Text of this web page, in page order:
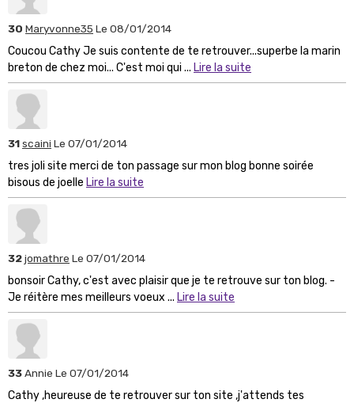
30 Maryvonne35 Le 08/01/2014
Coucou Cathy Je suis contente de te retrouver...superbe la marin
breton de chez moi... C'est moi qui ... Lire la suite
31scaini Le 07/01/2014
tres joli site merci de ton passage sur mon blog bonne soirée
bisous de joelle Lire la suite
32jomathre Le 07/01/2014
bonsoir Cathy, c'est avec plaisir que je te retrouve sur ton blog. -
Je réitère mes meilleurs voeux ... Lire la suite
33Annie Le 07/01/2014
Cathy ,heureuse de te retrouver sur ton site ,j'attends tes